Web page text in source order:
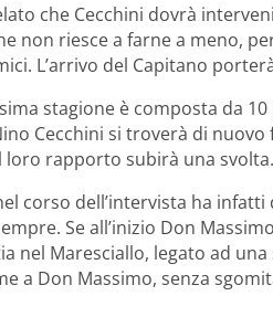
che Cecchini dovrà
non riesce a farne a meno,
L’arrivo del Capitano
stagione è composta da
Cecchini si troverà di nuovo
loro rapporto subirà una svolta.
corso dell’intervista ha
Se all’inizio Don
nel Maresciallo, legato ad
a Don Massimo, senza